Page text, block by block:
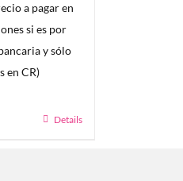
a pagar en
si es por
y sólo
en CR)
Details